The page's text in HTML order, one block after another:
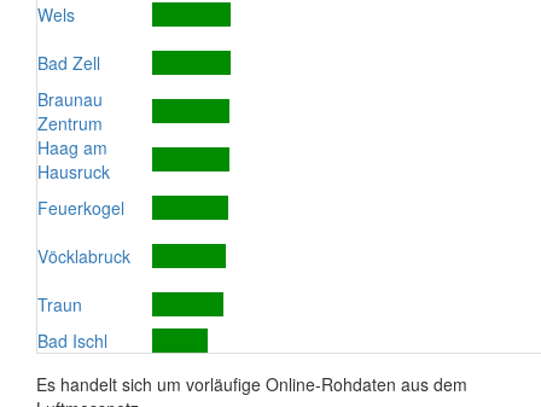
Wels
Bad Zell
Braunau
Zentrum
Haag am
Hausruck
Feuerkogel
Vöcklabruck
Traun
Bad Ischl
Es handelt sich um vorläufige Online-Rohdaten aus dem